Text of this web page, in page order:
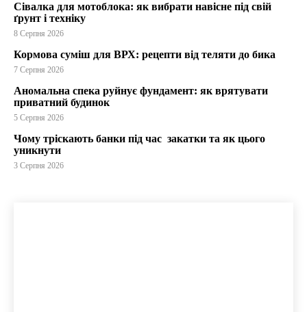
Сівалка для мотоблока: як вибрати навісне під свій
ґрунт і техніку
8 Серпня 2026
Кормова суміш для ВРХ: рецепти від теляти до бика
7 Серпня 2026
Аномальна спека руйнує фундамент: як врятувати
приватний будинок
5 Серпня 2026
Чому тріскають банки під час закатки та як цього
уникнути
3 Серпня 2026